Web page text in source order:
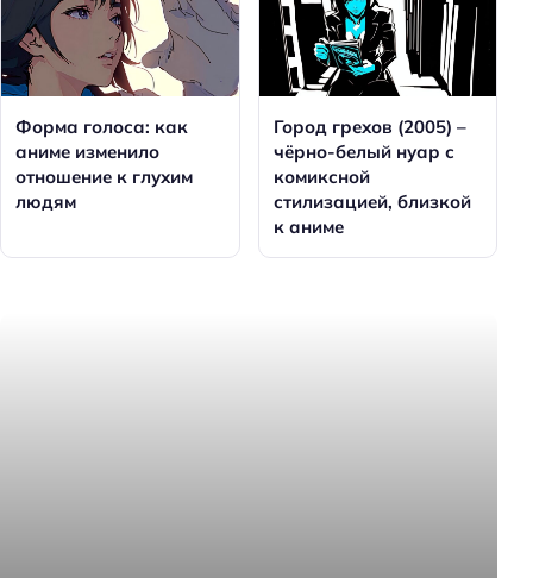
Форма голоса: как
аниме изменило
отношение к глухим
людям
Город грехов (2005) –
чёрно-белый нуар с
комиксной
стилизацией, близкой
к аниме